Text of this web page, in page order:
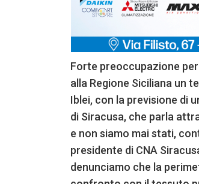
Forte preoccupazione
alla Regione Siciliana un
Iblei, con la previsione di
di Siracusa, che parla
e non siamo mai stati,
presidente di CNA
denunciamo che la